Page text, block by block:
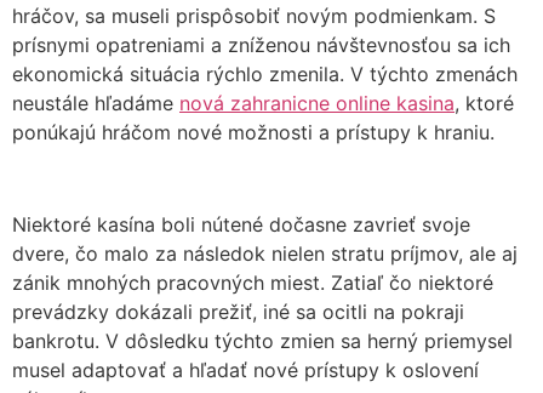
hráčov, sa museli prispôsobiť novým podmienkam. S
prísnymi opatreniami a zníženou návštevnosťou sa ich
ekonomická situácia rýchlo zmenila. V týchto zmenách
neustále hľadáme nová zahranicne online kasina, ktoré
ponúkajú hráčom nové možnosti a prístupy k hraniu.
Niektoré kasína boli nútené dočasne zavrieť svoje
dvere, čo malo za následok nielen stratu príjmov, ale aj
zánik mnohých pracovných miest. Zatiaľ čo niektoré
prevádzky dokázali prežiť, iné sa ocitli na pokraji
bankrotu. V dôsledku týchto zmien sa herný priemysel
musel adaptovať a hľadať nové prístupy k oslovení